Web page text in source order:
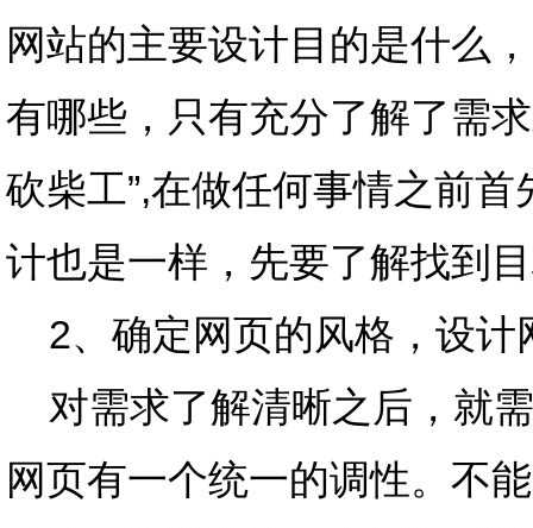
网站的主要设计目的是什么
有哪些，只有充分了解了需
砍柴工”,在做任何事情之前
计也是一样，先要了解找到
2、确定网页的风格，设计
对需求了解清晰之后，就
网页有一个统一的调性。不